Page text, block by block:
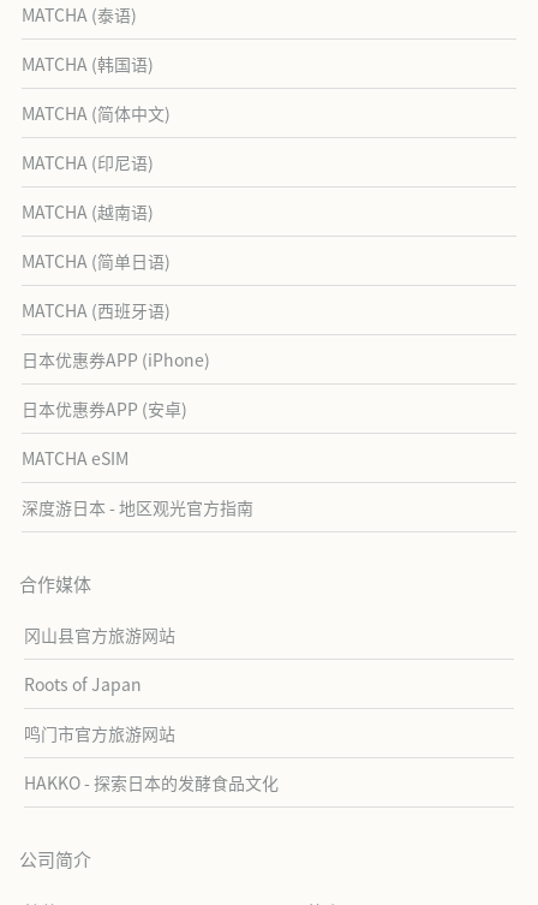
MATCHA (泰语)
MATCHA (韩国语)
MATCHA (简体中文)
MATCHA (印尼语)
MATCHA (越南语)
MATCHA (简单日语)
MATCHA (西班牙语)
日本优惠券APP (iPhone)
日本优惠券APP (安卓)
MATCHA eSIM
深度游日本 - 地区观光官方指南
合作媒体
冈山县官方旅游网站
Roots of Japan
鸣门市官方旅游网站
HAKKO - 探索日本的发酵食品文化
公司简介